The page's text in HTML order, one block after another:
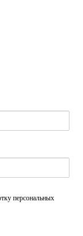
персональных